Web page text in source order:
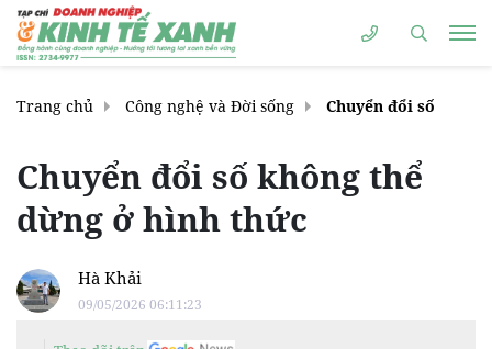
Trang chủ Công nghệ và Đời sống Chuyển đổi số
Chuyển đổi số không thể
dừng ở hình thức
Hà Khải
09/05/2026 06:11:23